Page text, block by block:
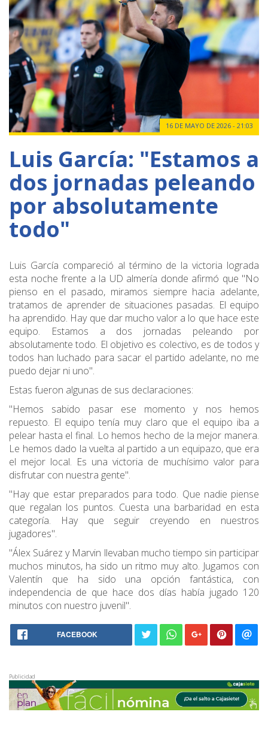
16 DE MAYO DE 2026 - 21:03
Luis García: "Estamos a
dos jornadas peleando
por absolutamente
todo"
Luis García compareció al término de la victoria lograda
esta noche frente a la UD almería donde afirmó que "No
pienso en el pasado, miramos siempre hacia adelante,
tratamos de aprender de situaciones pasadas. El equipo
ha aprendido. Hay que dar mucho valor a lo que hace este
equipo. Estamos a dos jornadas peleando por
absolutamente todo. El objetivo es colectivo, es de todos y
todos han luchado para sacar el partido adelante, no me
puedo dejar ni uno".
Estas fueron algunas de sus declaraciones:
"Hemos sabido pasar ese momento y nos hemos
repuesto. El equipo tenía muy claro que el equipo iba a
pelear hasta el final. Lo hemos hecho de la mejor manera.
Le hemos dado la vuelta al partido a un equipazo, que era
el mejor local. Es una victoria de muchísimo valor para
disfrutar con nuestra gente".
"Hay que estar preparados para todo. Que nadie piense
que regalan los puntos. Cuesta una barbaridad en esta
categoría. Hay que seguir creyendo en nuestros
jugadores".
"Álex Suárez y Marvin llevaban mucho tiempo sin participar
muchos minutos, ha sido un ritmo muy alto. Jugamos con
Valentín que ha sido una opción fantástica, con
independencia de que hace dos días había jugado 120
minutos con nuestro juvenil".
FACEBOOK
Publicidad